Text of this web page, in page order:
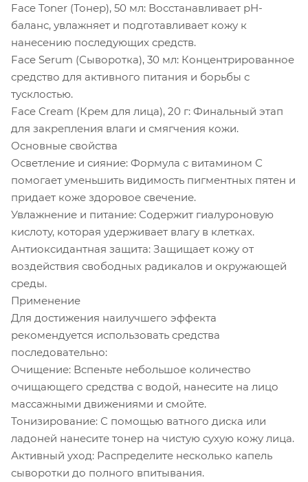
Face Toner (Тонер), 50 мл: Восстанавливает pH-
баланс, увлажняет и подготавливает кожу к
нанесению последующих средств.
Face Serum (Сыворотка), 30 мл: Концентрированное
средство для активного питания и борьбы с
тусклостью.
Face Cream (Крем для лица), 20 г: Финальный этап
для закрепления влаги и смягчения кожи.
Основные свойства
Осветление и сияние: Формула с витамином С
помогает уменьшить видимость пигментных пятен и
придает коже здоровое свечение.
Увлажнение и питание: Содержит гиалуроновую
кислоту, которая удерживает влагу в клетках.
Антиоксидантная защита: Защищает кожу от
воздействия свободных радикалов и окружающей
среды.
Применение
Для достижения наилучшего эффекта
рекомендуется использовать средства
последовательно:
Очищение: Вспеньте небольшое количество
очищающего средства с водой, нанесите на лицо
массажными движениями и смойте.
Тонизирование: С помощью ватного диска или
ладоней нанесите тонер на чистую сухую кожу лица.
Активный уход: Распределите несколько капель
сыворотки до полного впитывания.